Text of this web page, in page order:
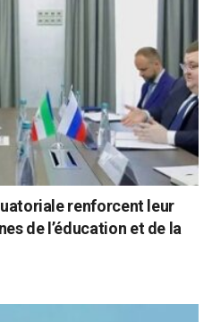
renforcent leur
de l’éducation et de la